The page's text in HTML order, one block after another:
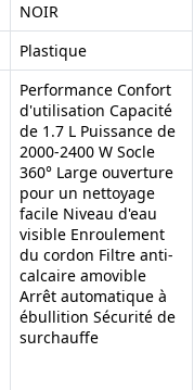
NOIR
Plastique
Performance Confort
d'utilisation Capacité
de 1.7 L Puissance de
2000-2400 W Socle
360° Large ouverture
pour un nettoyage
facile Niveau d'eau
visible Enroulement
du cordon Filtre anti-
calcaire amovible
Arrêt automatique à
ébullition Sécurité de
surchauffe